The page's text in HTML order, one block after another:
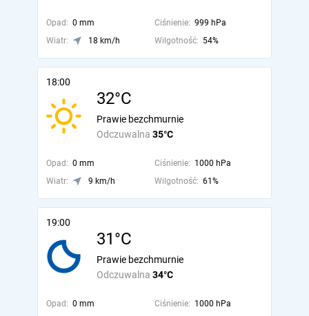
Opad: 0 mm Ciśnienie: 999 hPa
Wiatr:
18 km/h Wilgotność: 54%
18:00
32°C
Odczuwalna 35°C
Prawie bezchmurnie
Opad: 0 mm Ciśnienie: 1000 hPa
Wiatr:
9 km/h Wilgotność: 61%
19:00
31°C
Odczuwalna 34°C
Prawie bezchmurnie
Opad: 0 mm Ciśnienie: 1000 hPa